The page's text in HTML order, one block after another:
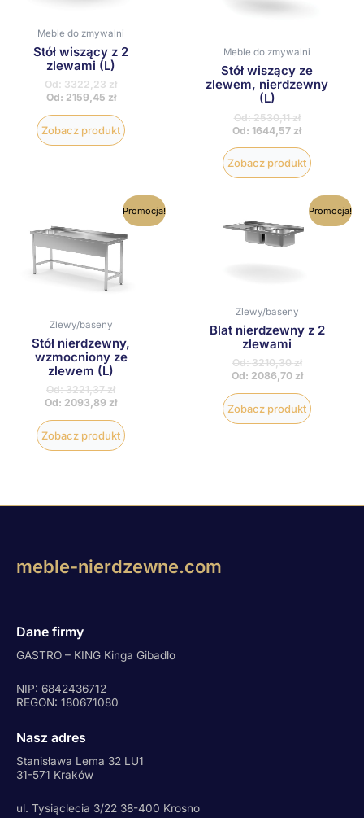
Meble do zmywalni
Stół wiszący z 2
zlewami (L)
Od:3322,23zł
Od: 2159,45 zł
Zobacz produkt
stronie
Meble do zmywalni
Stół wiszący ze
zlewem, nierdzewny
(L)
Od:2530,11zł
Od: 1644,57 zł
Zobacz produkt
produktu
Promocja!
Zlewy/baseny
Stół nierdzewny,
wzmocniony ze
zlewem (L)
Od:3221,37zł
Od: 2093,89 zł
Zobacz produkt
Ten
produkt
ma
produktu
Promocja!
Zlewy/baseny
Blat nierdzewny z 2
zlewami
Od:3210,30zł
Od: 2086,70 zł
Zobacz produkt
Ten
produkt
stronie
meble-nierdzewne.com
Dane firmy
GASTRO – KING Kinga Gibadło
NIP: 6842436712
REGON: 180671080
Nasz adres
Stanisława Lema 32 LU1
31-571 Kraków
ul. Tysiąclecia 3/22 38-400 Krosno